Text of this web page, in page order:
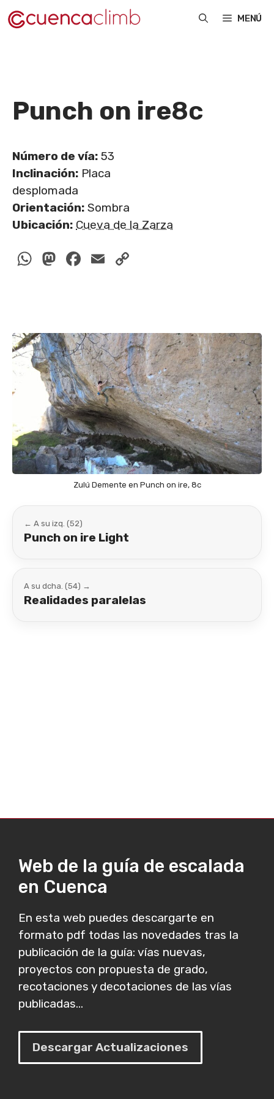
Saltar
al
MENÚ
Punch on ire8c
Número de vía: 53
Inclinación: Placa
desplomada
Orientación: Sombra
Ubicación: Cueva de la Zarza
WhatsApp
Mastodon
Facebook
Email
Zulú Demente en Punch on ire, 8c
← A su izq. (52)
Punch on ire Light
A su dcha. (54) →
Realidades paralelas
Web de la guía de escalada
en Cuenca
En esta web puedes descargarte en
formato pdf todas las novedades tras la
publicación de la guía: vías nuevas,
proyectos con propuesta de grado,
recotaciones y decotaciones de las vías
publicadas...
Descargar Actualizaciones